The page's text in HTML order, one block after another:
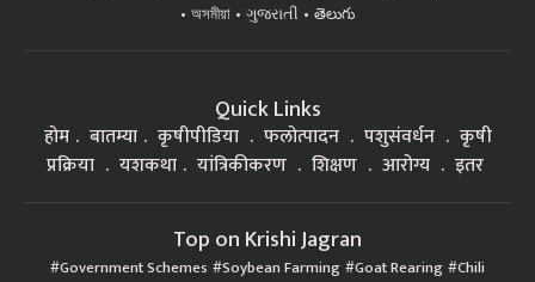
অসমীয়া
ગુજરાતી తెలుగు
Quick Links
होम बातम्या कृषीपीडिया फलोत्पादन पशुसंवर्धन
कृषी
प्रक्रिया
यशकथा यांत्रिकीकरण शिक्षण आरोग्य इतर
Top on Krishi Jagran
Government Schemes Soybean Farming Goat Rearing Chili